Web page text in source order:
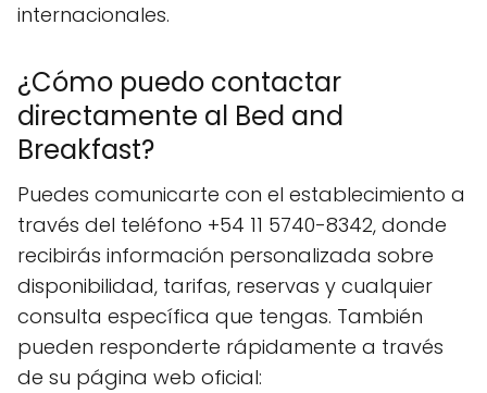
internacionales.
¿Cómo puedo contactar
directamente al Bed and
Breakfast?
Puedes comunicarte con el establecimiento a
través del teléfono +54 11 5740-8342, donde
recibirás información personalizada sobre
disponibilidad, tarifas, reservas y cualquier
consulta específica que tengas. También
pueden responderte rápidamente a través
de su página web oficial: